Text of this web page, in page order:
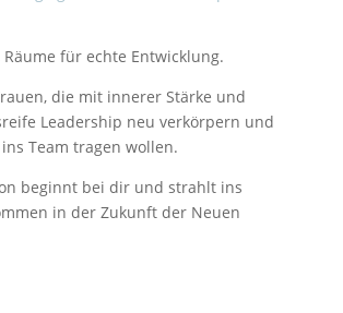
Räume für echte Entwicklung.
die mit innerer Stärke und
Leadership neu verkörpern und
Team tragen wollen.
beginnt bei dir und strahlt ins
in der Zukunft der Neuen